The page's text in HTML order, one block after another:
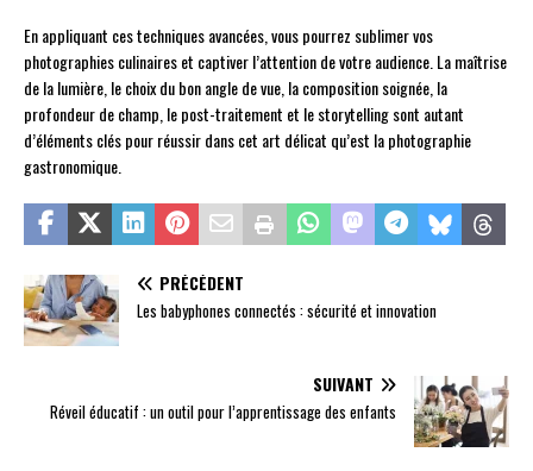
En appliquant ces techniques avancées, vous pourrez sublimer vos
photographies culinaires et captiver l’attention de votre audience. La maîtrise
de la lumière, le choix du bon angle de vue, la composition soignée, la
profondeur de champ, le post-traitement et le storytelling sont autant
d’éléments clés pour réussir dans cet art délicat qu’est la photographie
gastronomique.
PRÉCÉDENT
Les babyphones connectés : sécurité et innovation
SUIVANT
Réveil éducatif : un outil pour l’apprentissage des enfants